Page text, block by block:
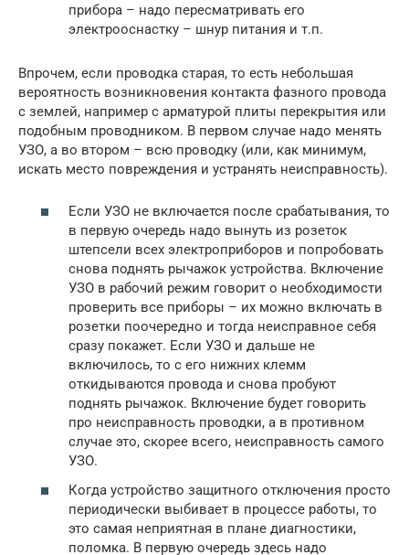
прибора – надо пересматривать его
электрооснастку – шнур питания и т.п.
Впрочем, если проводка старая, то есть небольшая
вероятность возникновения контакта фазного провода
с землей, например с арматурой плиты перекрытия или
подобным проводником. В первом случае надо менять
УЗО, а во втором – всю проводку (или, как минимум,
искать место повреждения и устранять неисправность).
Если УЗО не включается после срабатывания, то
в первую очередь надо вынуть из розеток
штепсели всех электроприборов и попробовать
снова поднять рычажок устройства. Включение
УЗО в рабочий режим говорит о необходимости
проверить все приборы – их можно включать в
розетки поочередно и тогда неисправное себя
сразу покажет. Если УЗО и дальше не
включилось, то с его нижних клемм
откидываются провода и снова пробуют
поднять рычажок. Включение будет говорить
про неисправность проводки, а в противном
случае это, скорее всего, неисправность самого
УЗО.
Когда устройство защитного отключения просто
периодически выбивает в процессе работы, то
это самая неприятная в плане диагностики,
поломка. В первую очередь здесь надо